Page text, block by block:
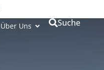
Über Uns Suche